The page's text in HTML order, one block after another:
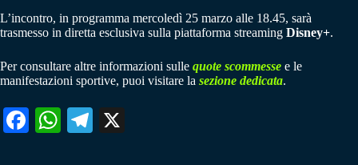
L’incontro, in programma mercoledì 25 marzo alle 18.45, sarà
trasmesso in diretta esclusiva sulla piattaforma streaming Disney+.
Per consultare altre informazioni sulle quote scommesse e le
manifestazioni sportive, puoi visitare la sezione dedicata.
Fa W
Te